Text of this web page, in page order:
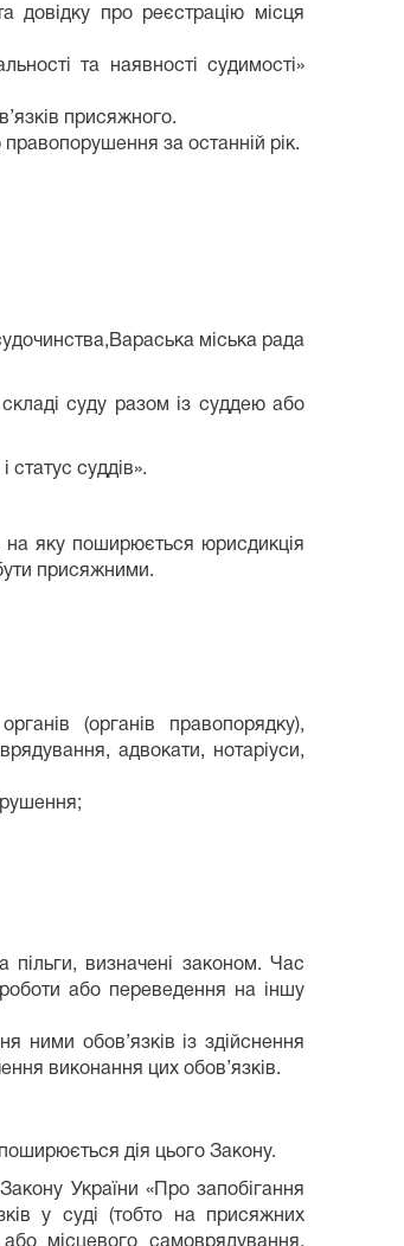
довідку про реєстрацію місця
та наявності судимості»
присяжного.
правопорушення за останній рік.
міська рада
суду разом із суддею або
суддів».
яку поширюється юрисдикція
присяжними.
(органів правопорядку),
адвокати, нотаріуси,
пільги, визначені законом. Час
або переведення на іншу
ними обов’язків із здійснення
виконання цих обов’язків.
дія цього Закону.
України «Про запобігання
у суді (тобто на присяжних
місцевого самоврядування,